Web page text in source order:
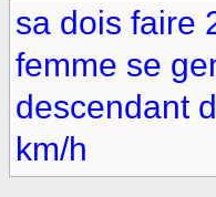
sa dois faire
femme se
descendant
km/h